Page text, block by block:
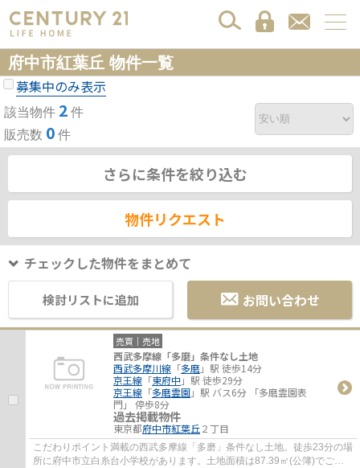
府中市紅葉丘 物件一覧
募集中のみ表示
該当物件 2 件
販売数 0 件
さらに条件を絞り込む
物件リクエスト
チェックした物件をまとめて
検討リストに追加 お問い合わせ
売買｜売地
西武多摩線「多磨」条件なし土地
西武多摩川線 「多磨 」駅 徒歩14分
京王線 「東府中 」駅 徒歩29分
京王線 「多磨霊園」駅 バス6分 「多磨霊園表
門」 停歩8分
過去掲載物件
東京都府中市紅葉丘２丁目
こだわりポイント満載の西武多摩線「多磨」条件なし土地。徒歩23分の場
所に府中市立白糸台小学校があります。土地面積は87.39㎡(公簿)でござ